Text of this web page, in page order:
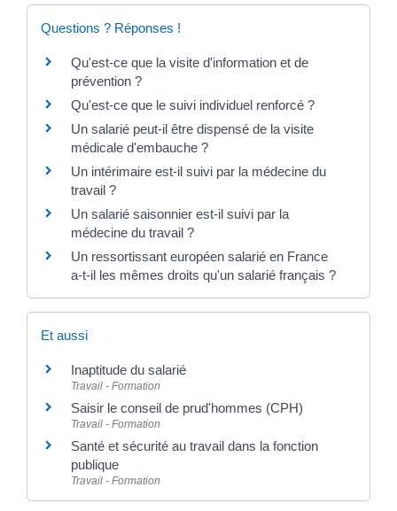
Questions ? Réponses !
Qu'est-ce que la visite d'information et de
prévention ?
Qu'est-ce que le suivi individuel renforcé ?
Un salarié peut-il être dispensé de la visite
médicale d'embauche ?
Un intérimaire est-il suivi par la médecine du
travail ?
Un salarié saisonnier est-il suivi par la
médecine du travail ?
Un ressortissant européen salarié en France
a-t-il les mêmes droits qu'un salarié français ?
Et aussi
Inaptitude du salarié
Travail - Formation
Saisir le conseil de prud'hommes (CPH)
Travail - Formation
Santé et sécurité au travail dans la fonction
publique
Travail - Formation